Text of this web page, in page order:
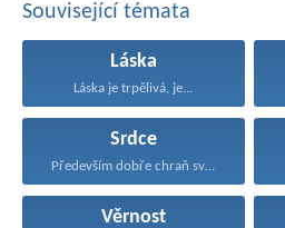
Související témata
Láska
Láska je trpělivá, je...
Srdce
Především dobře chraň své...
Věrnost